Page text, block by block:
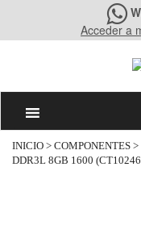
Acceder a
INICIO > COMPONENTES >
DDR3L 8GB 1600